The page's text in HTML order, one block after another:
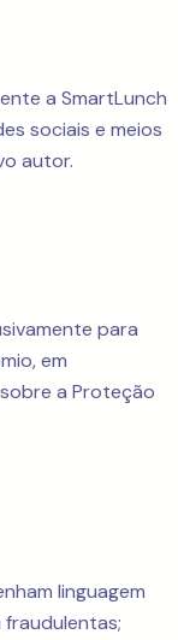
a SmartLunch
sociais e meios
autor.
para
em
a Proteção
linguagem
fraudulentas;